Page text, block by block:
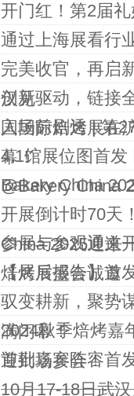
开门红！第2届
通过上海展看行
完美收官，再启
汉见
创新驱动，链接
国国际焙烤展在
入场前剧透 | 第
幕！
4.1馆展位图首
@Bakery China
Bakery China
开展倒计时70天
China 2025迎来
参展与参观通道
焙烤展盛会诚邀
【展后报告】首
驭变耕新，聚势
满闭幕！
2024秋季焙烤嘉
迎到场参会！
首批嘉宾阵容首
10月17-18日武